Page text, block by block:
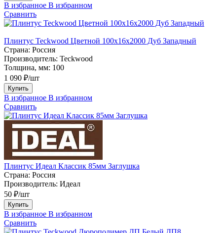
В избранное В избранном
Сравнить
Плинтус Teckwood Цветной 100x16х2000 Дуб Западный
Страна: Россия
Производитель: Teckwood
Толщина, мм: 100
1 090 ₽/шт
Купить
В избранное В избранном
Сравнить
Плинтус Идеал Классик 85мм Заглушка
Страна: Россия
Производитель: Идеал
50 ₽/шт
Купить
В избранное В избранном
Сравнить